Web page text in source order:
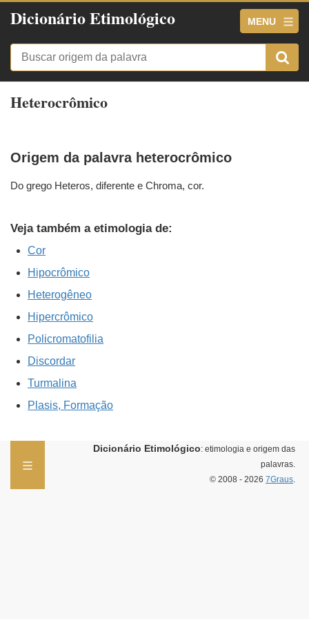
Dicionário Etimológico MENU
Heterocrômico
Origem da palavra heterocrômico
Do grego Heteros, diferente e Chroma, cor.
Veja também a etimologia de:
Cor
Hipocrômico
Heterogêneo
Hipercrômico
Policromatofilia
Discordar
Turmalina
Plasis, Formação
Dicionário Etimológico: etimologia e origem das
palavras.
© 2008 - 2026 7Graus.